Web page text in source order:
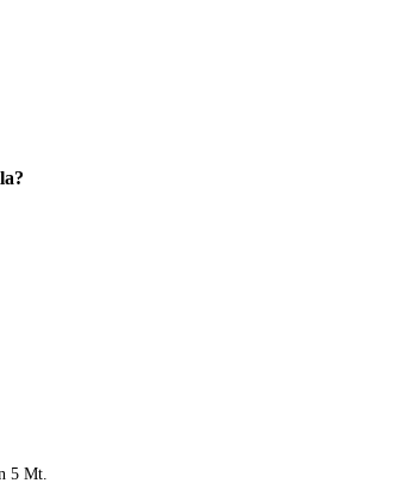
5 Mt.